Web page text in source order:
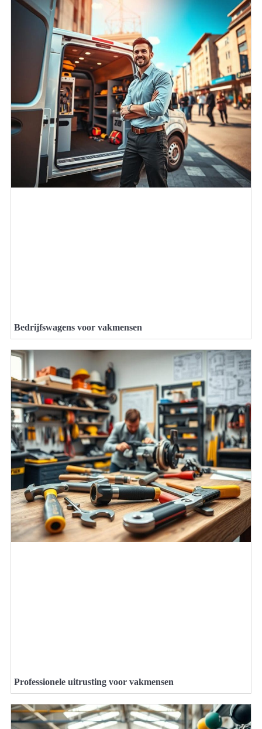
Bedrijfswagens voor vakmensen
Professionele uitrusting voor vakmensen